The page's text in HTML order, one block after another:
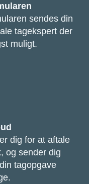
sendes din
tagekspert der
muligt.
dig for at aftale
og sender dig
tagopgave